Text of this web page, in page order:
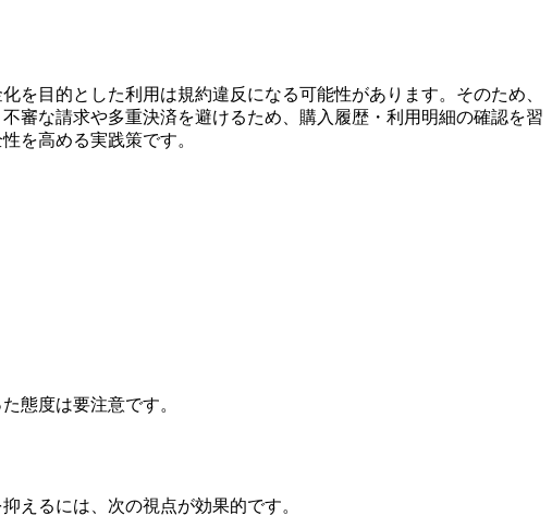
目的とした利用は規約違反になる可能性があります。そのため、
審な請求や多重決済を避けるため、購入履歴・利用明細の確認を習
を高める実践策です。
態度は要注意です。
えるには、次の視点が効果的です。